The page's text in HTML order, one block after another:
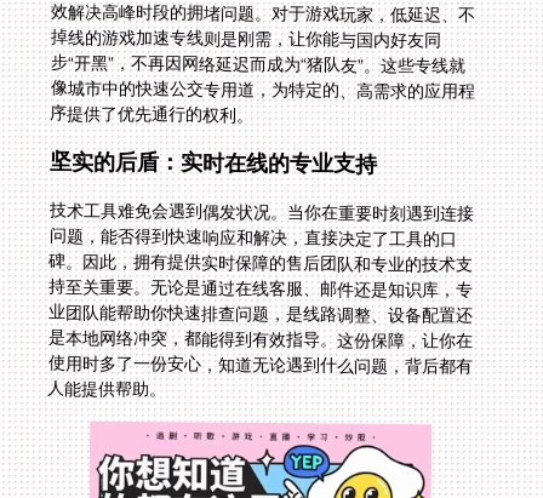
序提供了优先通行的权利。
坚实的后盾：实时在线的专业支持
技术工具难免会遇到偶发状况。当你在重要时刻遇到连接
问题，能否得到快速响应和解决，直接决定了工具的口
碑。因此，拥有提供实时保障的售后团队和专业的技术支
持至关重要。无论是通过在线客服、邮件还是知识库，专
业团队能帮助你快速排查问题，是线路调整、设备配置还
是本地网络冲突，都能得到有效指导。这份保障，让你在
使用时多了一份安心，知道无论遇到什么问题，背后都有
人能提供帮助。